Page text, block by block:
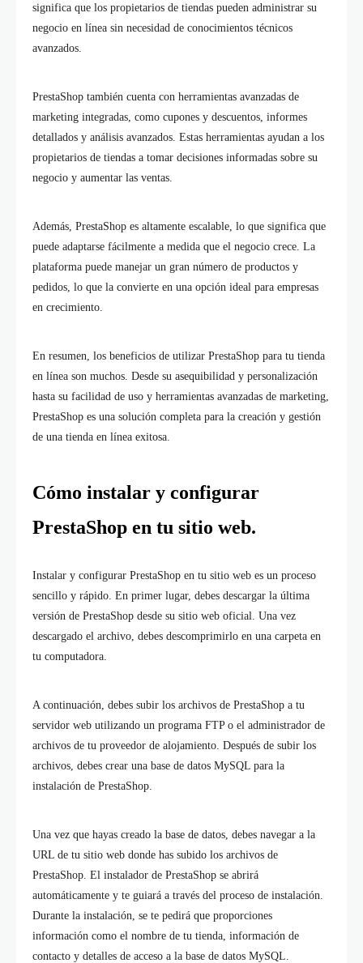
significa que los propietarios de tiendas pueden administrar su
negocio en línea sin necesidad de conocimientos técnicos
avanzados.
PrestaShop también cuenta con herramientas avanzadas de
marketing integradas, como cupones y descuentos, informes
detallados y análisis avanzados. Estas herramientas ayudan a los
propietarios de tiendas a tomar decisiones informadas sobre su
negocio y aumentar las ventas.
Además, PrestaShop es altamente escalable, lo que significa que
puede adaptarse fácilmente a medida que el negocio crece. La
plataforma puede manejar un gran número de productos y
pedidos, lo que la convierte en una opción ideal para empresas
en crecimiento.
En resumen, los beneficios de utilizar PrestaShop para tu tienda
en línea son muchos. Desde su asequibilidad y personalización
hasta su facilidad de uso y herramientas avanzadas de marketing,
PrestaShop es una solución completa para la creación y gestión
de una tienda en línea exitosa.
Cómo instalar y configurar
PrestaShop en tu sitio web.
Instalar y configurar PrestaShop en tu sitio web es un proceso
sencillo y rápido. En primer lugar, debes descargar la última
versión de PrestaShop desde su sitio web oficial. Una vez
descargado el archivo, debes descomprimirlo en una carpeta en
tu computadora.
A continuación, debes subir los archivos de PrestaShop a tu
servidor web utilizando un programa FTP o el administrador de
archivos de tu proveedor de alojamiento. Después de subir los
archivos, debes crear una base de datos MySQL para la
instalación de PrestaShop.
Una vez que hayas creado la base de datos, debes navegar a la
URL de tu sitio web donde has subido los archivos de
PrestaShop. El instalador de PrestaShop se abrirá
automáticamente y te guiará a través del proceso de instalación.
Durante la instalación, se te pedirá que proporciones
información como el nombre de tu tienda, información de
contacto y detalles de acceso a la base de datos MySQL.